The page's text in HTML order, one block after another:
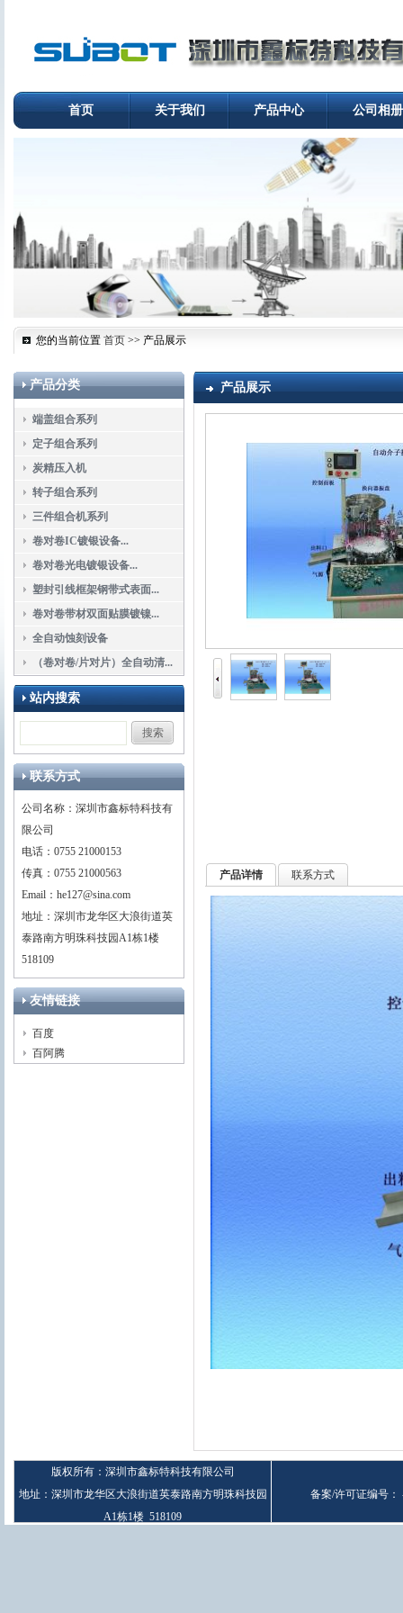
首页 关于我们 产品中心 公司相册
您的当前位置 首页 >> 产品展示
产品分类
端盖组合系列
定子组合系列
炭精压入机
转子组合系列
三件组合机系列
卷对卷IC镀银设备...
卷对卷光电镀银设备...
塑封引线框架钢带式表面...
卷对卷带材双面贴膜镀镍...
全自动蚀刻设备
（卷对卷/片对片）全自动清...
站内搜索
联系方式
公司名称：深圳市鑫标特科技有
限公司
电话：0755 21000153
传真：0755 21000563
Email：he127@sina.com
地址：深圳市龙华区大浪街道英
泰路南方明珠科技园A1栋1楼
518109
友情链接
百度
百阿腾
产品展示
产品详情 联系方式
版权所有：深圳市鑫标特科技有限公司
地址：深圳市龙华区大浪街道英泰路南方明珠科技园
A1栋1楼 518109
备案/许可证编号：